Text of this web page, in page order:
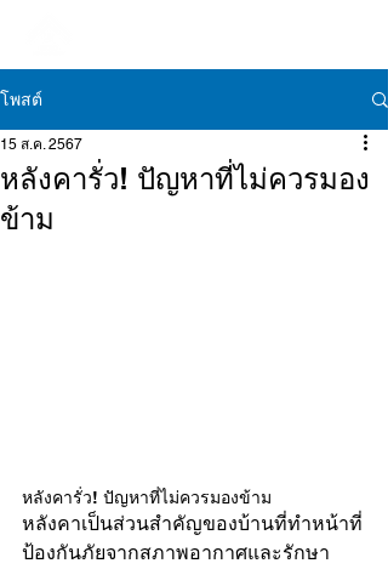
โพสต์
หลังคารั่ว! ปัญหาที่ไม่ควรมอง
ข้าม
15 ส.ค. 2567
หลังคารั่ว! ปัญหาที่ไม่ควรมองข้าม
หลังคาเป็นส่วนสำคัญของบ้านที่ทำหน้าที่
ป้องกันภัยจากสภาพอากาศและรักษา